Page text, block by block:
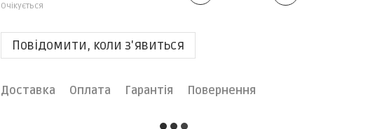
Очікується
Повідомити, коли з'явиться
Доставка Оплата Гарантія Повернення